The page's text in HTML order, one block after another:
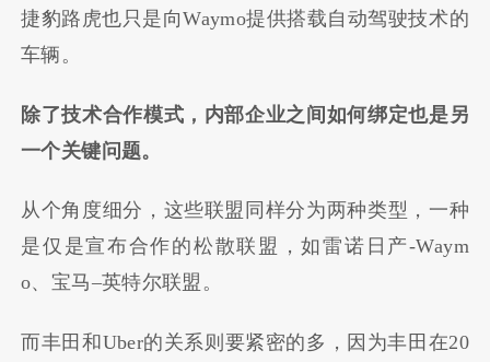
捷豹路虎也只是向Waymo提供搭载自动驾驶技术的
车辆。
除了技术合作模式，内部企业之间如何绑定也是另
一个关键问题。
从个角度细分，这些联盟同样分为两种类型，一种
是仅是宣布合作的松散联盟，如雷诺日产-Waym
o、宝马–英特尔联盟。
而丰田和Uber的关系则要紧密的多，因为丰田在20